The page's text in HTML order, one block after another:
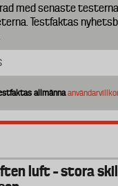
med senaste
Testfaktas
allmänna
luft – stora